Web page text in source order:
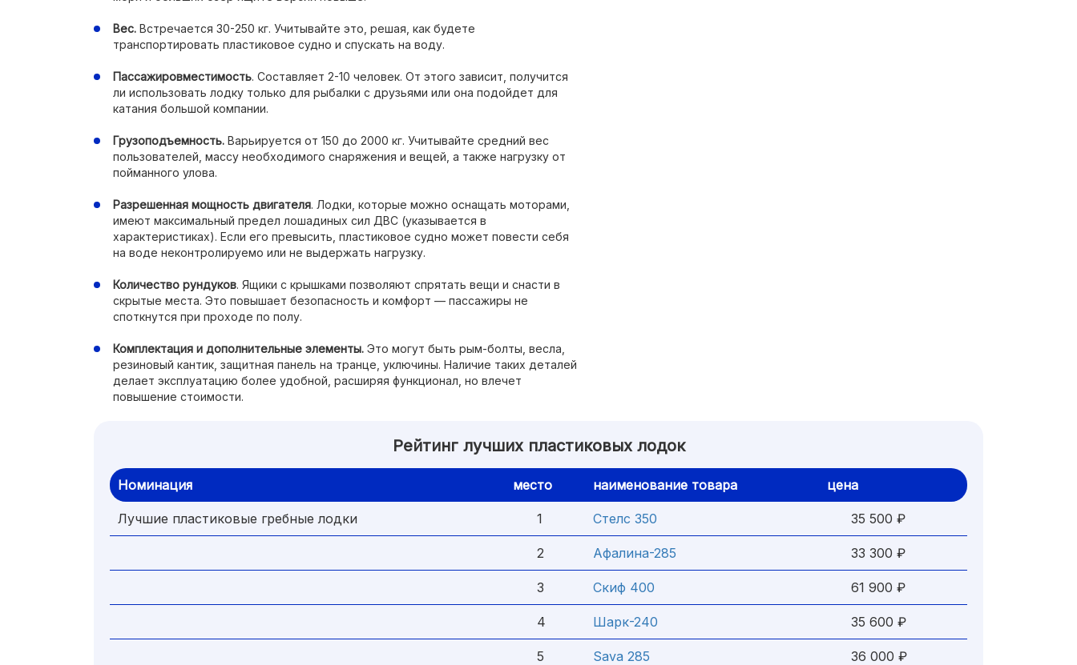
Вес. Встречается 30-250 кг. Учитывайте это, решая, как будете
транспортировать пластиковое судно и спускать на воду.
Пассажировместимость. Составляет 2-10 человек. От этого зависит, получится
ли использовать лодку только для рыбалки с друзьями или она подойдет для
катания большой компании.
Грузоподъемность. Варьируется от 150 до 2000 кг. Учитывайте средний вес
пользователей, массу необходимого снаряжения и вещей, а также нагрузку от
пойманного улова.
Разрешенная мощность двигателя. Лодки, которые можно оснащать моторами,
имеют максимальный предел лошадиных сил ДВС (указывается в
характеристиках). Если его превысить, пластиковое судно может повести себя
на воде неконтролируемо или не выдержать нагрузку.
Количество рундуков. Ящики с крышками позволяют спрятать вещи и снасти в
скрытые места. Это повышает безопасность и комфорт — пассажиры не
споткнутся при проходе по полу.
Комплектация и дополнительные элементы. Это могут быть рым-болты, весла,
резиновый кантик, защитная панель на транце, уключины. Наличие таких деталей
делает эксплуатацию более удобной, расширяя функционал, но влечет
повышение стоимости.
Рейтинг лучших пластиковых лодок
Номинация место наименование товара цена
Лучшие пластиковые гребные лодки 1 Стелс 350 35 500 ₽
2 Афалина-285 33 300 ₽
3 Скиф 400 61 900 ₽
4 Шарк-240 35 600 ₽
5 Sava 285 36 000 ₽